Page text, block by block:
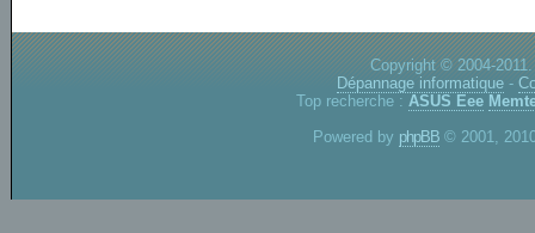
Copyright © 2004-
Dépannage informatique -
Top recherche : ASUS Eee
Powered by phpBB © 2001,